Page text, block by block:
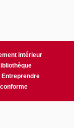
intérieur
Entreprendre